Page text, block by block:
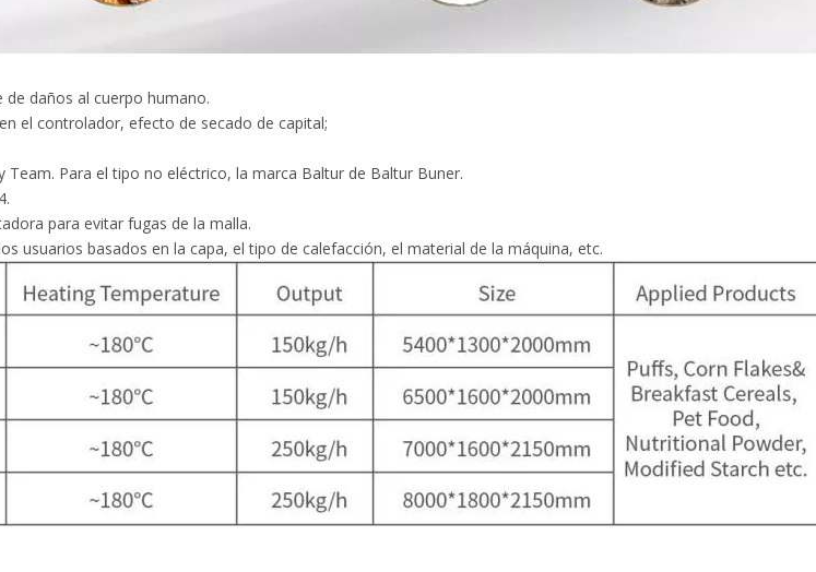
daños al cuerpo humano.
el controlador, efecto de secado de capital;
Para el tipo no eléctrico, la marca Baltur de Baltur Buner.
para evitar fugas de la malla.
usuarios basados en la capa, el tipo de calefacción, el material de la máquina, etc.